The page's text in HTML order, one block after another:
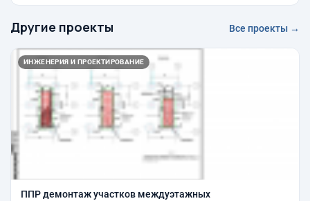
Другие проекты Все проекты →
ИНЖЕНЕРИЯ И ПРОЕКТИРОВАНИЕ
ППР демонтаж участков междуэтажных